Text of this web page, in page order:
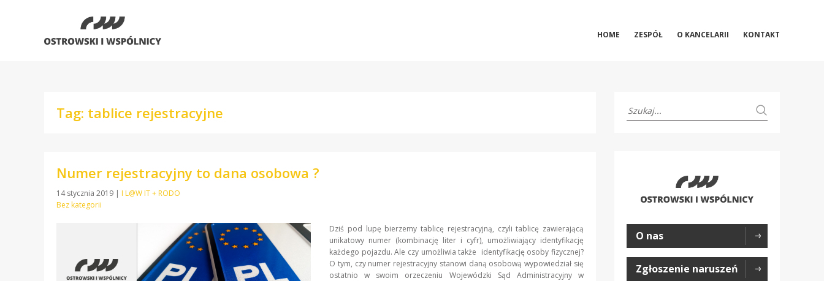
HOME ZESPÓŁ O KANCELARII KONTAKT
Tag: tablice rejestracyjne
Numer rejestracyjny to dana osobowa ?
14 stycznia 2019 | I L@W IT + RODO
Bez kategorii
Dziś pod lupę bierzemy tablicę rejestracyjną, czyli tablicę zawierającą
unikatowy numer (kombinację liter i cyfr), umożliwiający identyfikację
każdego pojazdu. Ale czy umożliwia także identyfikację osoby fizycznej?
O tym, czy numer rejestracyjny stanowi daną osobową wypowiedział się
ostatnio w swoim orzeczeniu Wojewódzki Sąd Administracyjny w
O nas
Zgłoszenie naruszeń